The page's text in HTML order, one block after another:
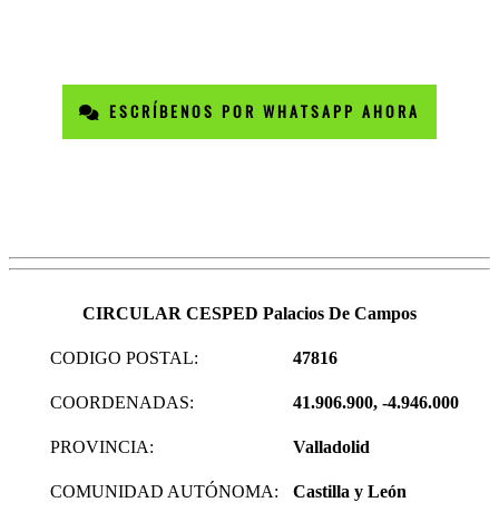
ESCRÍBENOS POR WHATSAPP AHORA
CIRCULAR CESPED Palacios De Campos
CODIGO POSTAL: 47816
COORDENADAS: 41.906.900, -4.946.000
PROVINCIA: Valladolid
COMUNIDAD AUTÓNOMA: Castilla y León